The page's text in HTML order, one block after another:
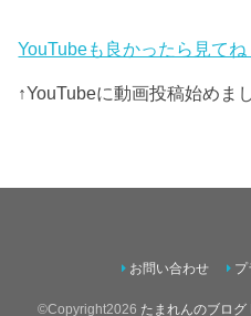
YouTubeも良かったら見てね
↑YouTubeに動画投稿始めま
お問い合わせ プ
©Copyright2026 たまれんのブログ